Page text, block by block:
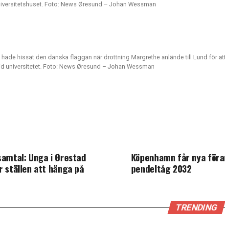
Foto: News Øresund – Johan Wessman
hissat den danska flaggan när drottning Margrethe anlände till Lund för att
universitetet. Foto: News Øresund – Johan Wessman
Köpenhamn får nya
pendeltåg 2032
Unga i Ørestad
ställen att hänga på
TRENDING